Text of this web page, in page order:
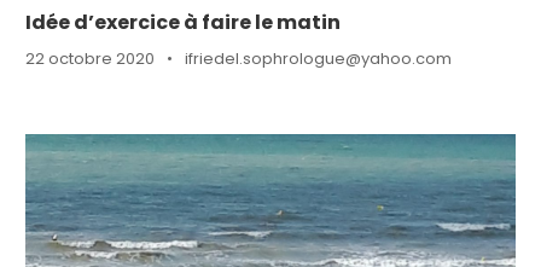
Idée d’exercice à faire le matin
22 octobre 2020 • ifriedel.sophrologue@yahoo.com